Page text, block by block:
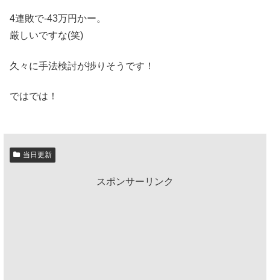
4連敗で-43万円かー。
厳しいですな(笑)
久々に手法検討が捗りそうです！
ではでは！
当日更新
スポンサーリンク